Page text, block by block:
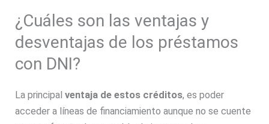
¿Cuáles son las ventajas y
desventajas de los préstamos
con DNI?
La principalventaja de estos créditos, es poder
acceder a líneas de financiamiento aunque no se cuente